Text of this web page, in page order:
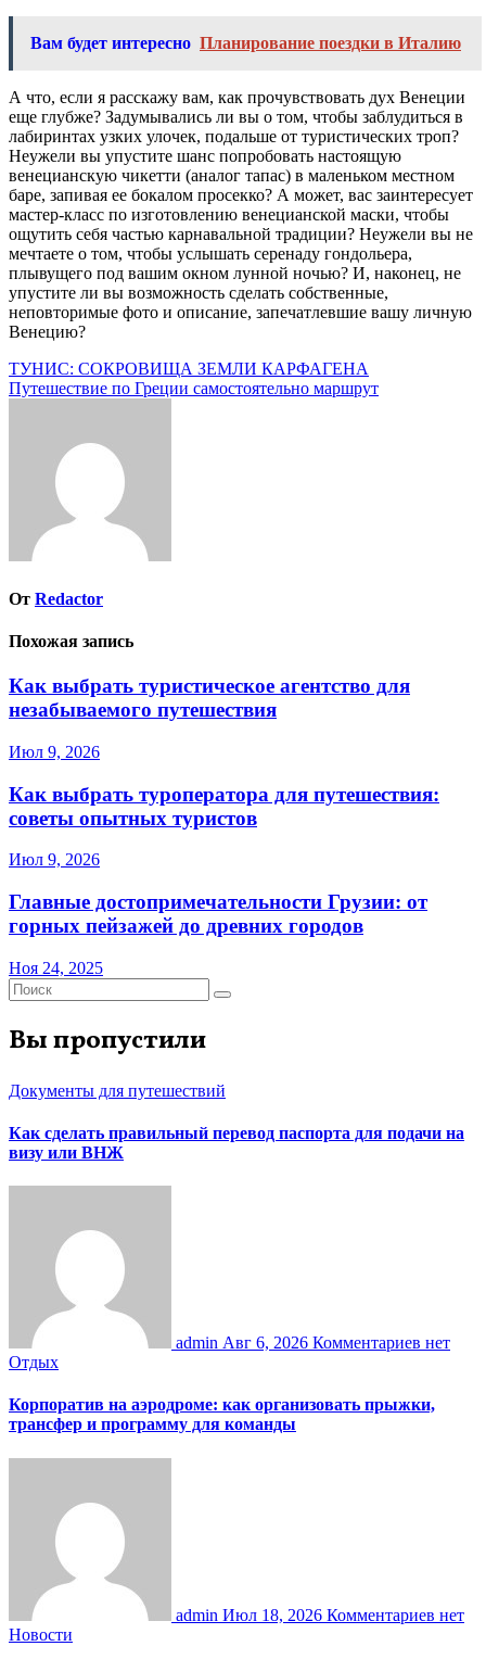
Вам будет интересно Планирование поездки в Италию
А что, если я расскажу вам, как прочувствовать дух Венеции
еще глубже? Задумывались ли вы о том, чтобы заблудиться в
лабиринтах узких улочек, подальше от туристических троп?
Неужели вы упустите шанс попробовать настоящую
венецианскую чикетти (аналог тапас) в маленьком местном
баре, запивая ее бокалом просекко? А может, вас заинтересует
мастер-класс по изготовлению венецианской маски, чтобы
ощутить себя частью карнавальной традиции? Неужели вы не
мечтаете о том, чтобы услышать серенаду гондольера,
плывущего под вашим окном лунной ночью? И, наконец, не
упустите ли вы возможность сделать собственные,
неповторимые фото и описание, запечатлевшие вашу личную
Венецию?
Навигация
по
ТУНИС: СОКРОВИЩА ЗЕМЛИ КАРФАГЕНА
Путешествие по Греции самостоятельно маршрут
От Redactor
Похожая запись
Как выбрать туристическое агентство для
незабываемого путешествия
Июл 9, 2026
Как выбрать туроператора для путешествия:
советы опытных туристов
Июл 9, 2026
Главные достопримечательности Грузии: от
горных пейзажей до древних городов
Ноя 24, 2025
Вы пропустили
Документы для путешествий
Как сделать правильный перевод паспорта для подачи на
визу или ВНЖ
admin Авг 6, 2026 Комментариев нет
Отдых
Корпоратив на аэродроме: как организовать прыжки,
трансфер и программу для команды
admin Июл 18, 2026 Комментариев нет
Новости